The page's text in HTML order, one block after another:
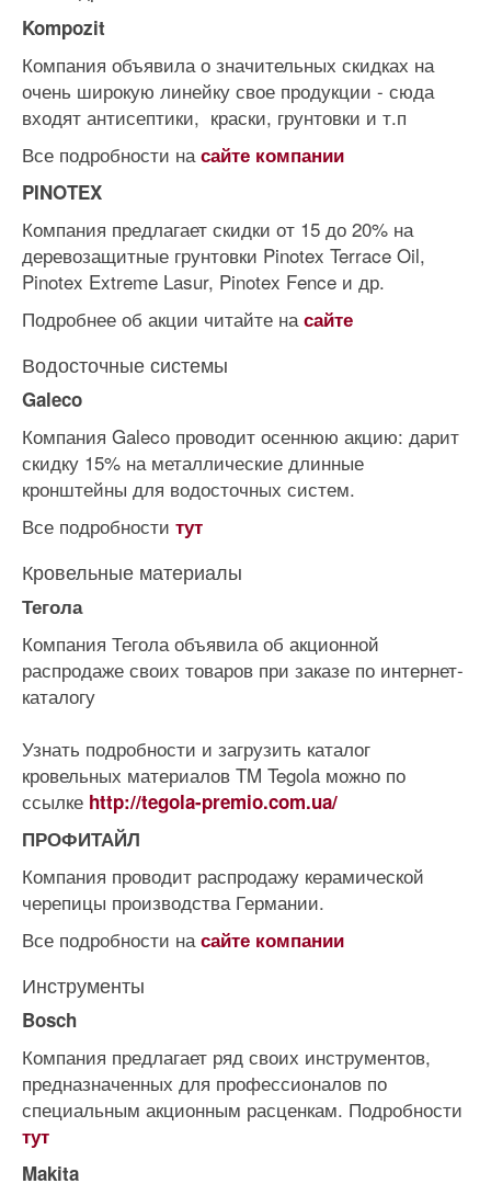
Kompozit
Компания объявила о значительных скидках на
очень широкую линейку свое продукции - сюда
входят антисептики, краски, грунтовки и т.п
Все подробности насайте компании
PINOTEX
Компания предлагает скидки от 15 до 20% на
деревозащитные грунтовки Pinotex Terrace Oil,
Pinotex Extreme Lasur, Pinotex Fence и др.
Подробнее об акции читайте насайте
Водосточные системы
Galeco
Компания Galeco проводит осеннюю акцию: дарит
скидку 15% на металлические длинные
кронштейны для водосточных систем.
Все подробности тут
Кровельные материалы
Тегола
Компания Тегола объявила об акционной
распродаже своих товаров при заказе по интернет-
каталогу
Узнать подробности и загрузить каталог
кровельных материалов TM Tegola можно по
ссылке http://tegola-premio.com.ua/
ПРОФИТАЙЛ
Компания проводит распродажу керамической
черепицы производства Германии.
Все подробности насайте компании
Инструменты
Bosch
Компания предлагает ряд своих инструментов,
предназначенных для профессионалов по
специальным акционным расценкам. Подробности
тут
Makita